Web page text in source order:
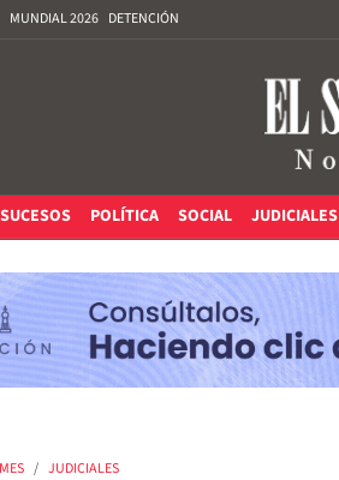
MUNDIAL 2026 DETENCIÓN
SUCESOS
POLÍTICA SOCIAL JUDICIALES
JUDICIALES